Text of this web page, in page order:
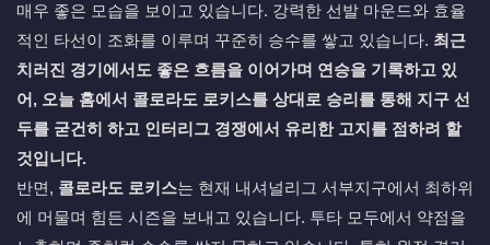
매우 좋은 모습을 보이고 있습니다. 강력한 선발 마운드와 효율
적인 타선이 조화를 이루며 꾸준히 승수를 쌓고 있습니다. 최근
치러진 경기에서도 좋은 흐름을 이어가며 연승을 기록하고 있
어, 오늘 홈에서 콜로라도 로키스를 상대로 승리를 통해 지구 선
두를 굳건히 하고 인터리그 경쟁에서 유리한 고지를 점하려 할
것입니다.
반면, 콜로라도 로키스는 현재 내셔널리그 서부지구에서 최하위
에 머물며 힘든 시즌을 보내고 있습니다. 투타 모두에서 약점을